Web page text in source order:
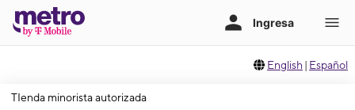
English | Español
TIenda minorista autorizada